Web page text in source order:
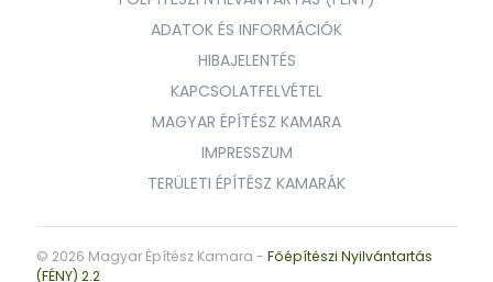
ADATOK ÉS INFORMÁCIÓK
HIBAJELENTÉS
KAPCSOLATFELVÉTEL
MAGYAR ÉPÍTÉSZ KAMARA
IMPRESSZUM
TERÜLETI ÉPÍTÉSZ KAMARÁK
© 2026 Magyar Építész Kamara - Főépítészi Nyilvántartás
(FÉNY) 2.2